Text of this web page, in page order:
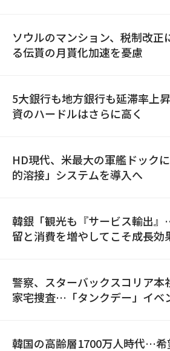
ソウルのマンション、税制改正
る伝貰の月貰化加速を憂慮
5大銀行も地方銀行も延滞率上
資のハードルはさらに高く
HD現代、米最大の軍艦ドック
的溶接」システムを導入へ
韓銀「観光も『サービス輸出
留と消費を増やしてこそ成長効
警察、スターバックスコリア本
家宅捜査…「タンクデー」イベ
韓国の高齢層1700万人時代…希